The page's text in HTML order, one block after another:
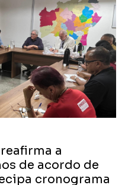
a
de acordo de
cronograma